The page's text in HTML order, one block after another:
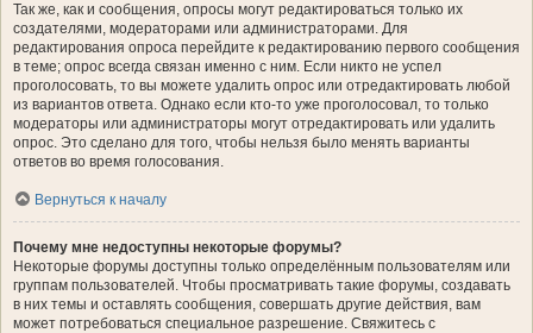
Так же, как и сообщения, опросы могут редактироваться только их
создателями, модераторами или администраторами. Для
редактирования опроса перейдите к редактированию первого сообщения
в теме; опрос всегда связан именно с ним. Если никто не успел
проголосовать, то вы можете удалить опрос или отредактировать любой
из вариантов ответа. Однако если кто-то уже проголосовал, то только
модераторы или администраторы могут отредактировать или удалить
опрос. Это сделано для того, чтобы нельзя было менять варианты
ответов во время голосования.
Вернуться к началу
Почему мне недоступны некоторые форумы?
Некоторые форумы доступны только определённым пользователям или
группам пользователей. Чтобы просматривать такие форумы, создавать
в них темы и оставлять сообщения, совершать другие действия, вам
может потребоваться специальное разрешение. Свяжитесь с